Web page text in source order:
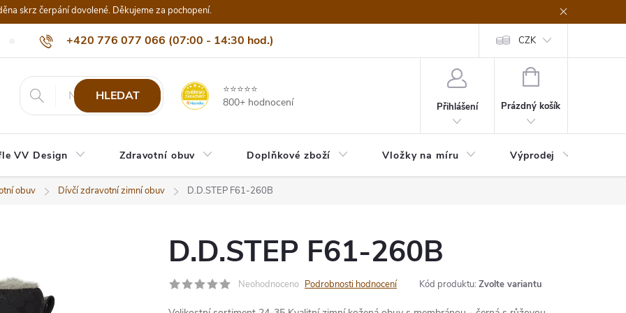
skrz čerpání dovolené. Děkujeme za pochopení.
+420 776 077 066 (07:00 - 14:30 hod.)
info@eshop-vvdesign.cz
Nejčastější dotazy Naši odběratelé Doprava a platba Vrácení, výměna nebo
CZK
HLEDAT
⭐⭐⭐⭐⭐
800+ hodnocení
Přihlášení
NÁKUPNÍ
Prázdný košík
VV Design Zdravotní obuv Doplňkové zboží Vložky na míru Výprodej
obuv Dívčí zdravotní zimní obuv D.D.STEP F61-260B
D.D.STEP F61-260B
Neohodnoceno Podrobnosti hodnocení Kód produktu: Zvolte variantu